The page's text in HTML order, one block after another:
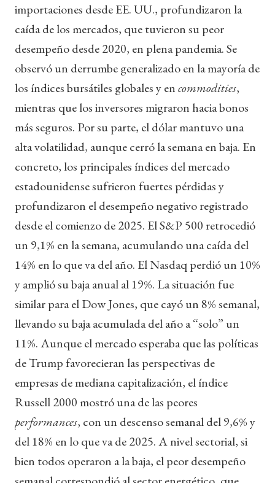
importaciones desde EE. UU., profundizaron la
caída de los mercados, que tuvieron su peor
desempeño desde 2020, en plena pandemia. Se
observó un derrumbe generalizado en la mayoría de
los índices bursátiles globales y encommodities,
mientras que los inversores migraron hacia bonos
más seguros. Por su parte, el dólar mantuvo una
alta volatilidad, aunque cerró la semana en baja. En
concreto, los principales índices del mercado
estadounidense sufrieron fuertes pérdidas y
profundizaron el desempeño negativo registrado
desde el comienzo de 2025. El S&P 500 retrocedió
un 9,1% en la semana, acumulando una caída del
14% en lo que va del año. El Nasdaq perdió un 10%
y amplió su baja anual al 19%. La situación fue
similar para el Dow Jones, que cayó un 8% semanal,
llevando su baja acumulada del año a “solo” un
11%. Aunque el mercado esperaba que las políticas
de Trump favorecieran las perspectivas de
empresas de mediana capitalización, el índice
Russell 2000 mostró una de las peores
performances, con un descenso semanal del 9,6% y
del 18% en lo que va de 2025. A nivel sectorial, si
bien todos operaron a la baja, el peor desempeño